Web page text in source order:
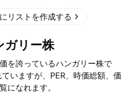
リストを作成する
ガリー株
を誇っているハンガリー株で
いますが、PER、時価総額、価
になれます。